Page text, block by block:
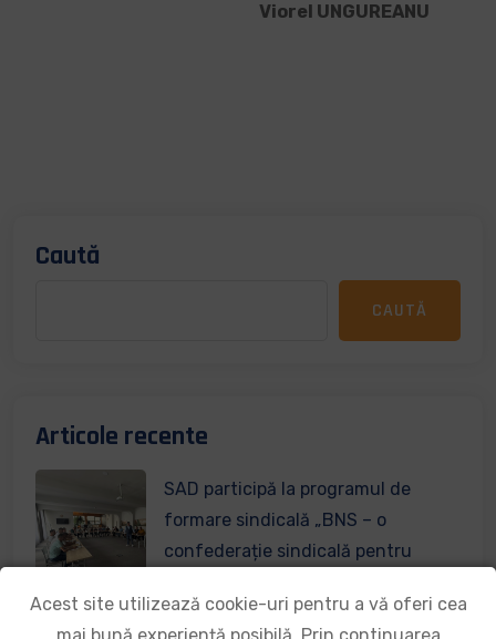
Viorel UNGUREANU
Caută
CAUTĂ
Articole recente
SAD participă la programul de
formare sindicală „BNS – o
confederație sindicală pentru
Acest site utilizează cookie-uri pentru a vă oferi cea
mai bună experiență posibilă. Prin continuarea